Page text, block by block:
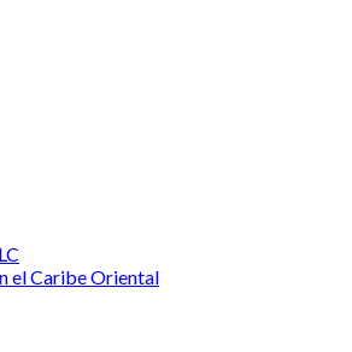
el Caribe Oriental